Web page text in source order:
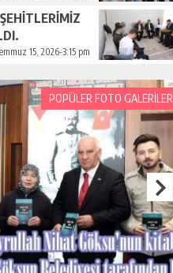
15, 2026-3:15 pm
POPÜLER FOTO GALERİLER